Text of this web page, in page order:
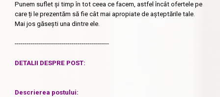
Punem suflet și timp în tot ceea ce facem, astfel încât ofertele pe
care ți le prezentăm să fie cât mai apropiate de așteptările tale.
Mai jos găsești una dintre ele.
------------------------------------------------
DETALII DESPRE POST:
Descrierea postului: